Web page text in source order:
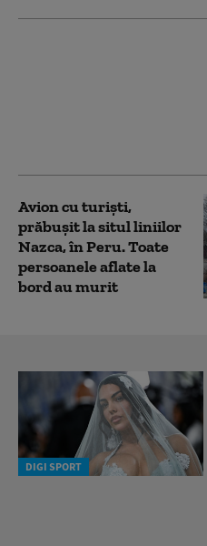
Avion cu turiști,
prăbușit la situl liniilor
Nazca, în Peru. Toate
persoanele aflate la
bord au murit
DIGI SPORT